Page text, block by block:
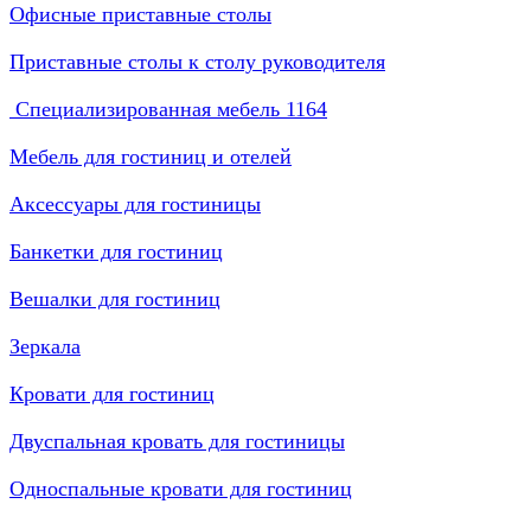
Офисные приставные столы
Приставные столы к столу руководителя
Специализированная мебель 1164
Мебель для гостиниц и отелей
Аксессуары для гостиницы
Банкетки для гостиниц
Вешалки для гостиниц
Зеркала
Кровати для гостиниц
Двуспальная кровать для гостиницы
Односпальные кровати для гостиниц